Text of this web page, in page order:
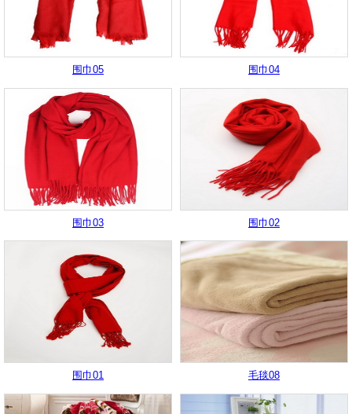
围巾05 围巾04
围巾03 围巾02
围巾01 毛毯08